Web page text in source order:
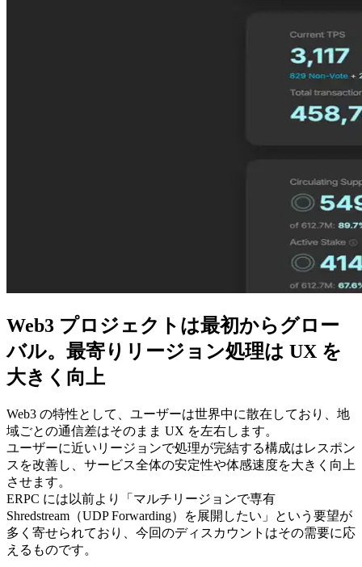
Web3 プロジェクトは最初からグロー
バル。最寄りリージョン処理は UX を
大きく向上
Web3 の特性として、ユーザーは世界中に散在しており、地
域ごとの通信差はそのまま UX を左右します。
ユーザーに近いリージョンで処理が完結する構成はレスポン
スを改善し、サービス全体の安定性や体感速度を大きく向上
させます。
ERPC には以前より「マルチリージョンで専有
Shredstream（UDP Forwarding）を展開したい」という要望が
多く寄せられており、今回のディスカウントはその需要に応
えるものです。